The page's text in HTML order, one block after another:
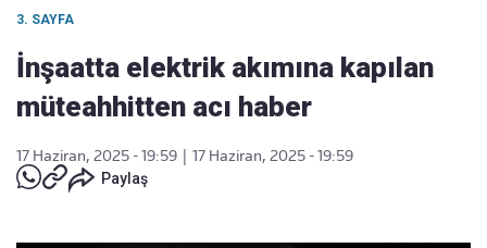
3. SAYFA
İnşaatta elektrik akımına kapılan
müteahhitten acı haber
17 Haziran, 2025 - 19:59
17 Haziran, 2025 - 19:59
Paylaş